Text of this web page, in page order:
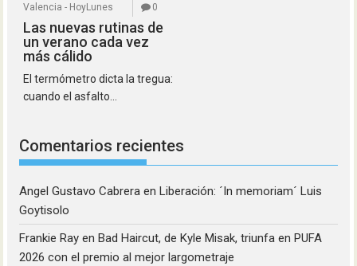
Valencia - HoyLunes
0
Las nuevas rutinas de
un verano cada vez
más cálido
El termómetro dicta la tregua:
cuando el asfalto...
Comentarios recientes
Angel Gustavo Cabrera en Liberación: ´In memoriam´ Luis
Goytisolo
Frankie Ray en Bad Haircut, de Kyle Misak, triunfa en PUFA
2026 con el premio al mejor largometraje